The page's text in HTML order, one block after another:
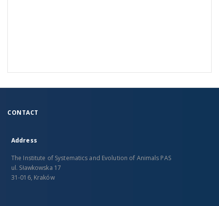
CONTACT
Address
The Institute of Systematics and Evolution of Animals PAS
ul. Sławkowska 17
31-016, Kraków